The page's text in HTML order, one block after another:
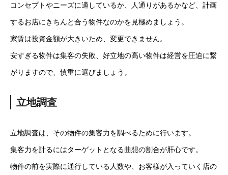
コンセプトやニーズに適しているか、人通りがあるかなど、計画
するお店にきちんと合う物件なのかを見極めましょう。
家賃は投資金額が大きいため、変更できません。
安すぎる物件は集客の失敗、好立地の高い物件は経営を圧迫に繋
がりますので、慎重に選びましょう。
立地調査
立地調査は、その物件の集客力を調べるために行います。
集客力を計るにはターゲットとなる曲想の割合が肝心です。
物件の前を実際に通行している人数や、お客様が入っていく店の